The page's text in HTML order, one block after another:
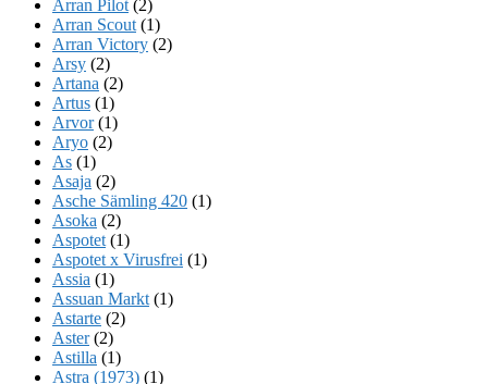
Arran Pilot (2)
Arran Scout (1)
Arran Victory (2)
Arsy (2)
Artana (2)
Artus (1)
Arvor(1)
Aryo (2)
As (1)
Asaja (2)
Asche Sämling 420 (1)
Asoka (2)
Aspotet (1)
Aspotet x Virusfrei (1)
Assia (1)
Assuan Markt (1)
Astarte (2)
Aster(2)
Astilla (1)
Astra (1973) (1)